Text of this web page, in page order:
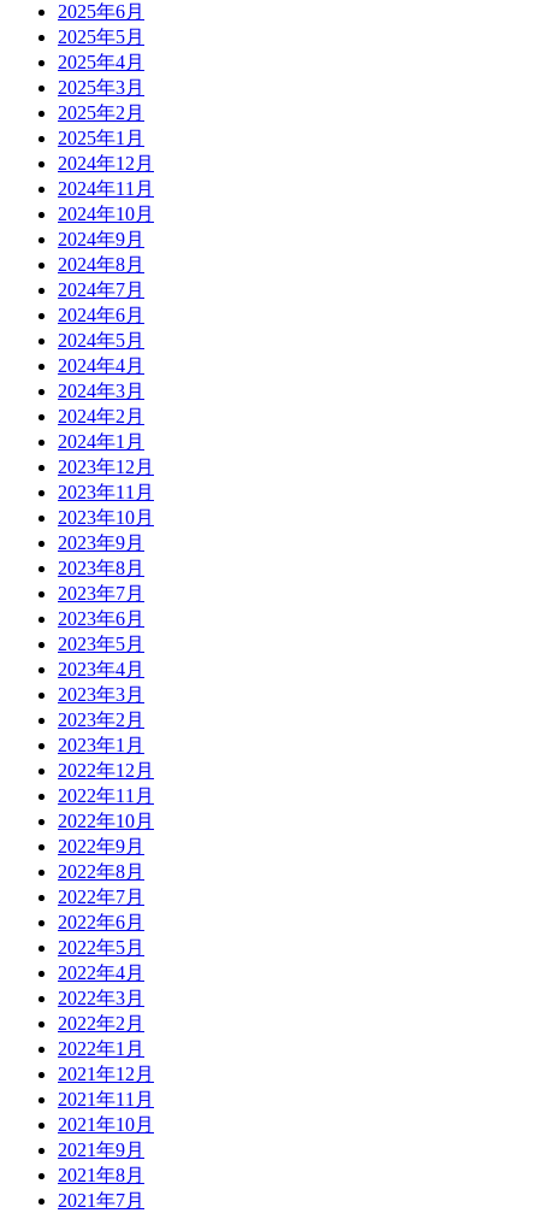
2025年6月
2025年5月
2025年4月
2025年3月
2025年2月
2025年1月
2024年12月
2024年11月
2024年10月
2024年9月
2024年8月
2024年7月
2024年6月
2024年5月
2024年4月
2024年3月
2024年2月
2024年1月
2023年12月
2023年11月
2023年10月
2023年9月
2023年8月
2023年7月
2023年6月
2023年5月
2023年4月
2023年3月
2023年2月
2023年1月
2022年12月
2022年11月
2022年10月
2022年9月
2022年8月
2022年7月
2022年6月
2022年5月
2022年4月
2022年3月
2022年2月
2022年1月
2021年12月
2021年11月
2021年10月
2021年9月
2021年8月
2021年7月